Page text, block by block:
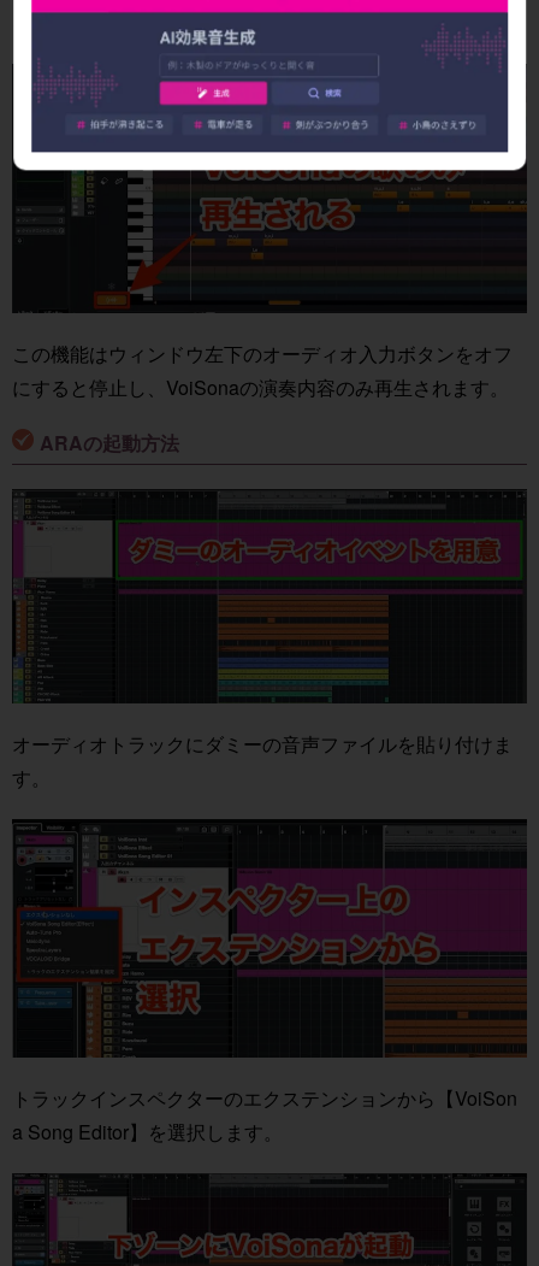
ることができる、ボコーダー機能が特徴です。
この機能はウィンドウ左下のオーディオ入力ボタンをオフ
にすると停止し、VoiSonaの演奏内容のみ再生されます。
ARAの起動方法
オーディオトラックにダミーの音声ファイルを貼り付けま
す。
トラックインスペクターのエクステンションから【VoiSon
a Song Editor】を選択します。